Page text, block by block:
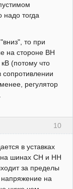
надо тогда
то при
на стороне ВН
(потому что
регулятор
10
в уставках
шинах СН и НН
за пределы
на